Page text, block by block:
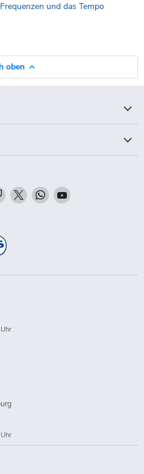
und das Tempo
oben
Finden
Sie
Twitch
Finden
Sie
Finden
Sie
Finden